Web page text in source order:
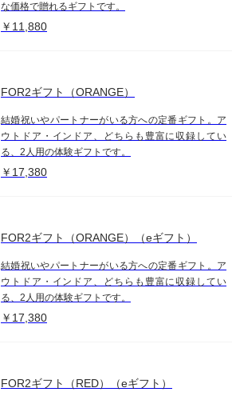
な価格で贈れるギフトです。
￥11,880
FOR2ギフト（ORANGE）
結婚祝いやパートナーがいる方への定番ギフト。ア
ウトドア・インドア、どちらも豊富に収録してい
る、2人用の体験ギフトです。
￥17,380
FOR2ギフト（ORANGE）（eギフト）
結婚祝いやパートナーがいる方への定番ギフト。ア
ウトドア・インドア、どちらも豊富に収録してい
る、2人用の体験ギフトです。
￥17,380
FOR2ギフト（RED）（eギフト）